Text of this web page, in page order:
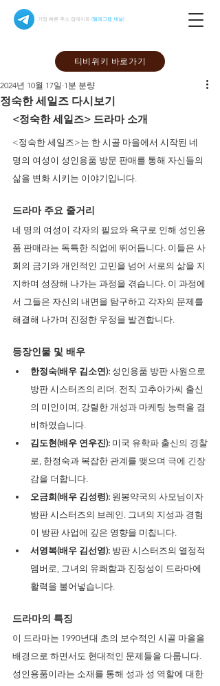
가장 빠른 주소 업데이트 (텔레그램 채널)
티비위키 바로가기
정숙한 세일즈 다시보기
2024년 10월 17일 1분 분량
<정숙한 세일즈> 드라마 소개
<정숙한 세일즈>는 한 시골 마을에서 시작된 네
명의 여성이 성인용품 방문 판매를 통해 자신들의
삶을 변화 시키는 이야기입니다.
드라마 주요 줄거리
네 명의 여성이 각자의 필요와 욕구로 인해 성인용
품 판매라는 독특한 직업에 뛰어듭니다. 이들은 사
회의 금기와 개인적인 고민을 넘어 서로의 삶을 지
지하며 성장해 나가는 과정을 겪습니다. 이 과정에
서 그들은 자신의 내면을 탐구하고 각자의 문제를
해결해 나가며 진정한 우정을 발견합니다.
등장인물 및 배우
한정숙(배우 김소연): 성인용품 방판 사원으로
방판 시스터즈의 리더. 전직 고추아가씨 출신
의 미인이며, 강렬한 개성과 마케팅 능력을 겸
비하였습니다.
김도현(배우 연우진): 미국 유학파 출신의 경찰
로, 한정숙과 복잡한 관계를 맺으며 극에 긴장
감을 더합니다.
오금희(배우 김성령): 원봉약국의 사모님이자
방판 시스터즈의 브레인. 그녀의 지성과 경험
이 방판 사업에 깊은 영향을 미칩니다.
서영복(배우 김선영): 방판 시스터즈의 열정적
멤버로, 그녀의 유쾌함과 진정성이 드라마에
활력을 불어넣습니다.
드라마의 특징
이 드라마는 1990년대 초의 보수적인 시골 마을을
배경으로 하면서도 현대적인 문제들을 다룹니다.
성인용품이라는 소재를 통해 성과 성 역할에 대한